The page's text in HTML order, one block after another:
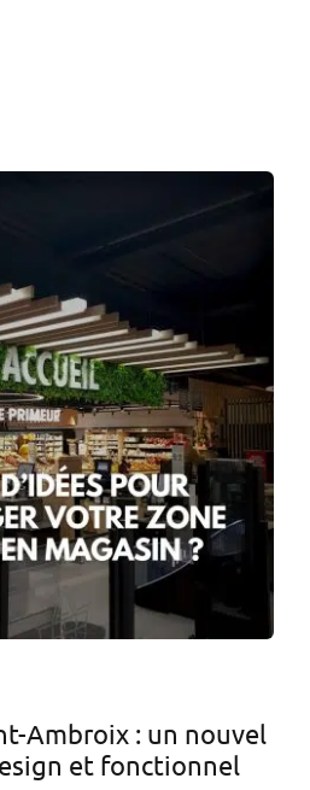
Ambroix : un nouvel
et fonctionnel